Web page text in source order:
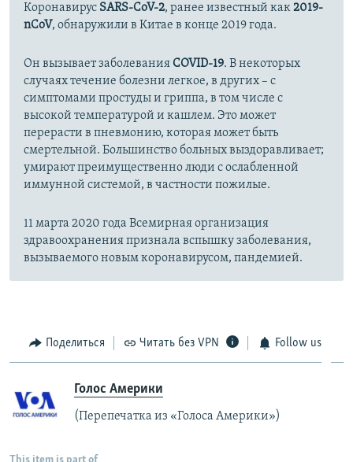
Коронавирус SARS-CoV-2, ранее известный как2019-
nCoV, обнаружили в Китае в конце 2019 года.
Он вызывает заболеванияCOVID-19. В некоторых
случаях течение болезни легкое, в других – с
симптомами простуды и гриппа, в том числе с
высокой температурой и кашлем. Это может
перерасти в пневмонию, которая может быть
смертельной. Большинство больных выздоравливает;
умирают преимущественно люди с ослабленной
иммунной системой, в частности пожилые.
11 марта 2020 года Всемирная организация
здравоохранения признала вспышку заболевания,
вызываемого новым коронавирусом, пандемией.
Поделиться Читать без VPN Follow us
Голос Америки
(Перепечатка из «Голоса Америки»)